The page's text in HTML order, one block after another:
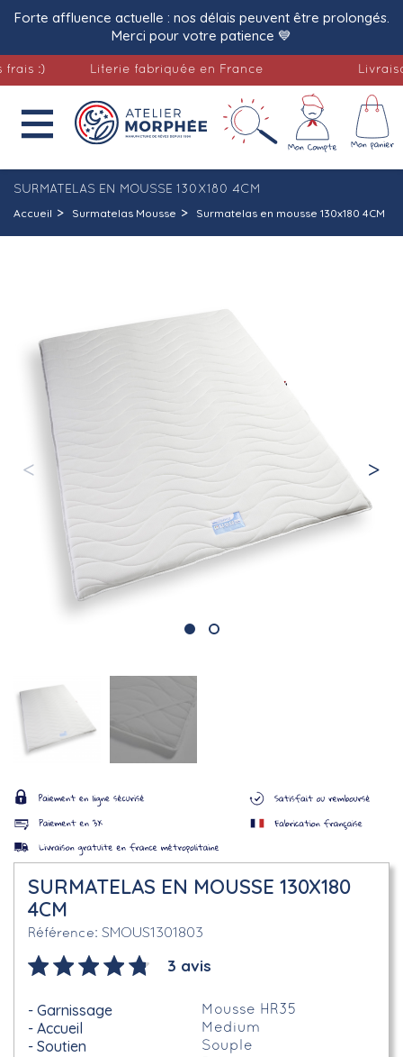
Forte affluence actuelle : nos délais peuvent être prolongés.
Merci pour votre patience 💙
:) Literie fabriquée en France Livraison

SURMATELAS EN MOUSSE 130X180 4CM
Accueil Surmatelas Mousse Surmatelas en mousse 130x180 4CM
SURMATELAS EN MOUSSE 130X180
4CM
Référence SMOUS1301803
3 avis
Garnissage Mousse HR35
Accueil Medium
Soutien Souple